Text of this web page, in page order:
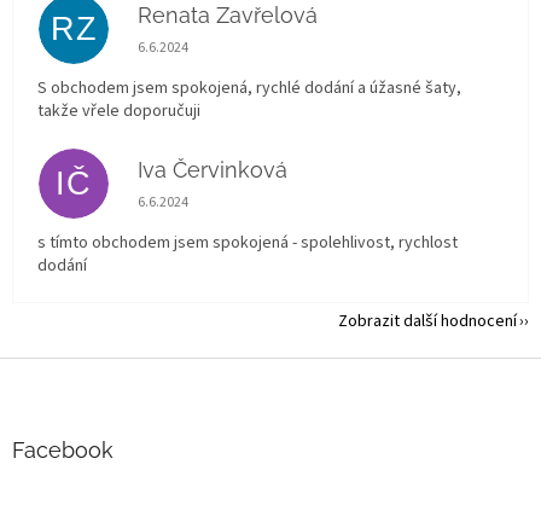
RZ Renata Zavřelová
Hodnocení obchodu je 5 z 5 hvězdiček.
6.6.2024
S obchodem jsem spokojená, rychlé dodání a úžasné šaty,
takže vřele doporučuji
IČ Iva Červinková
Hodnocení obchodu je 5 z 5 hvězdiček.
6.6.2024
s tímto obchodem jsem spokojená - spolehlivost, rychlost
dodání
Zobrazit další hodnocení
Facebook